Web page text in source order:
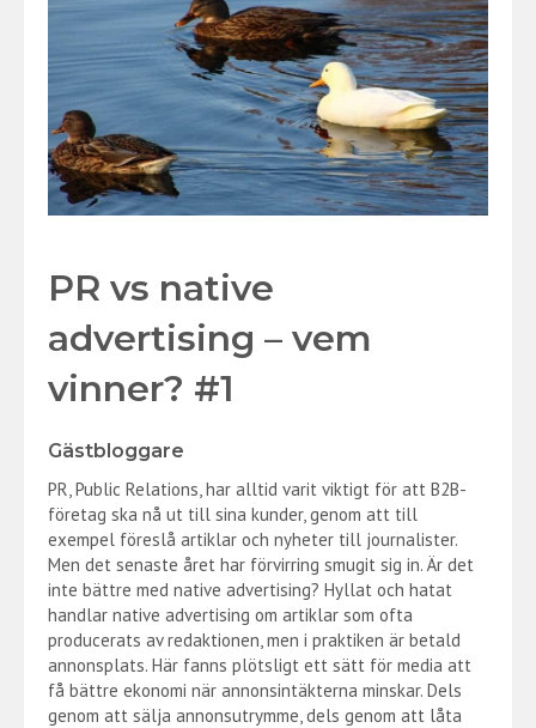
PR vs native
advertising – vem
vinner? #1
Gästbloggare
PR, Public Relations, har alltid varit viktigt för att B2B-
företag ska nå ut till sina kunder, genom att till
exempel föreslå artiklar och nyheter till journalister.
Men det senaste året har förvirring smugit sig in. Är det
inte bättre med native advertising? Hyllat och hatat
handlar native advertising om artiklar som ofta
producerats av redaktionen, men i praktiken är betald
annonsplats. Här fanns plötsligt ett sätt för media att
få bättre ekonomi när annonsintäkterna minskar. Dels
genom att sälja annonsutrymme, dels genom att låta